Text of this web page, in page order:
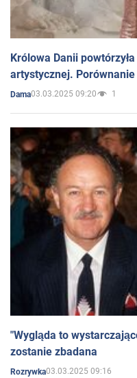
Królowa Danii
artystycznej.
Dama03.03.2025 09:20 1
"Wygląda to
zostanie zbadana
Rozrywka03.03.2025 09:16